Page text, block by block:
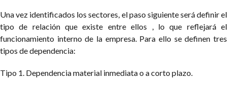
Una vez identificados los sectores, el paso siguiente será definir el
tipo de relación que existe entre ellos , lo que reflejará el
funcionamiento interno de la empresa. Para ello se definen tres
tipos de dependencia:
Tipo 1. Dependencia material inmediata o a corto plazo.